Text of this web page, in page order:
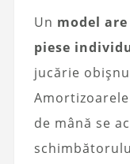
Un model
piese
jucărie
de mână se